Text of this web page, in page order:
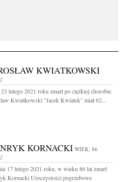
KWIATKOWSKI
lutego 2021 roku zmarł po ciężkiej chorobie
Kwiatkowski "Jacek Kwiatek" miał 62...
KORNACKI WIEK: 86
17 lutego 2021 roku, w wieku 86 lat zmarł
Kornacki Uroczystości pogrzebowe